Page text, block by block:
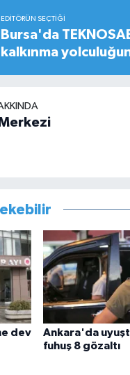
EDITÖRÜN SEÇTIĞI
Bursa'da
kalkınma
dev
Ankara'da
fuhuş 8 gözaltı